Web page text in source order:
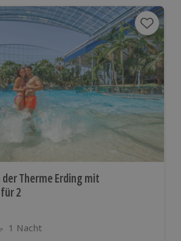
Therme Erding mit
2
1 Nacht